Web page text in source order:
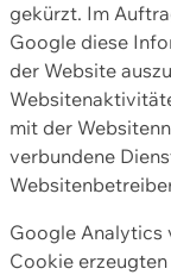
gekürzt. Im
Google diese
der Website
mit der
verbundene
Google Analytics
Cookie